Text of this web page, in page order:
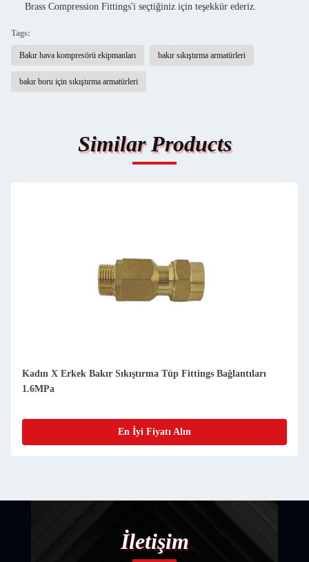
Brass Compression Fittings'i seçtiğiniz için teşekkür ederiz.
Tags:
Bakır hava kompresörü ekipmanları bakır sıkıştırma armatürleri
bakır boru için sıkıştırma armatürleri
Similar Products
Kadın X Erkek Bakır Sıkıştırma Tüp Fittings Bağlantıları
1.6MPa
En İyi Fiyatı Alın
İletişim